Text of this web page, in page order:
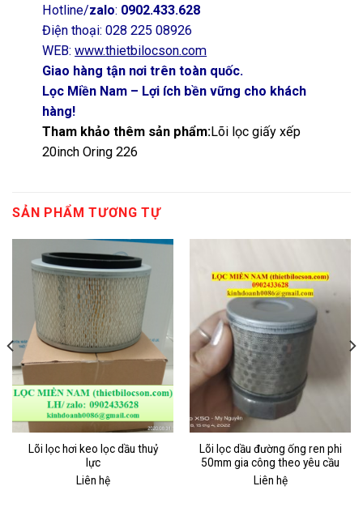
Hotline/zalo: 0902.433.628
Điện thoại: 028 225 08926
WEB:www.thietbilocson.com
Giao hàng tận nơi trên toàn quốc.
Lọc Miền Nam – Lợi ích bền vững cho khách
hàng!
Tham khảo thêm sản phẩm:Lõi lọc giấy xếp
20inch Oring 226
SẢN PHẨM TƯƠNG TỰ
Lõi lọc hơi keo lọc dầu thuỷ
lực
Liên hệ
Lõi lọc dầu đường ống ren phi
50mm gia công theo yêu cầu
Liên hệ